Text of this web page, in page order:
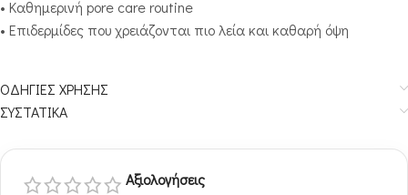
• Καθημερινή pore care routine
• Επιδερμίδες που χρειάζονται πιο λεία και καθαρή όψη
ΟΔΗΓΙΕΣ ΧΡΗΣΗΣ
ΣΥΣΤΑΤΙΚΑ
Αξιολογήσεις